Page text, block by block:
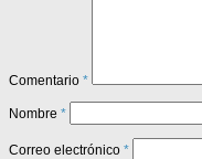
Comentario *
Nombre *
Correo electrónico *